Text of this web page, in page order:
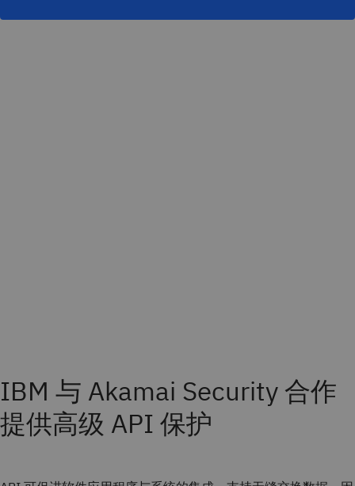
IBM 与 Akamai Security 合作
提供高级 API 保护